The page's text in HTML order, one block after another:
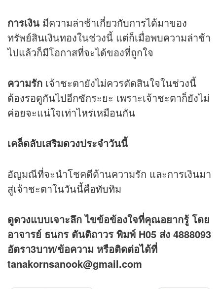
การเงิน มีความล่าช้าเกี่ยวกับการได้มาของ
ทรัพย์สินเงินทองในช่วงนี้ แต่ก็เมื่อพบความล่าช้า
ไปแล้วก็มีโอกาสที่จะได้ของที่ถูกใจ
ความรัก เจ้าชะตายังไม่ควรตัดสินใจในช่วงนี้
ต้องรอดูกันไปอีกซักระยะ เพราะเจ้าชะตาก็ยังไม่
ค่อยจะแน่ใจเท่าไหร่เหมือนกัน
เคล็ดลับเสริมดวงประจำวันนี้
อัญมณีที่จะนำโชคดีด้านความรัก และการเงินมา
สู่เจ้าชะตาในวันนี้คือทับทิม
ดูดวงแบบเจาะลึก ไขข้อข้องใจที่คุณอยากรู้ โดย
อาจารย์ ธนกร ตันติถาวร พิมพ์ H05 ส่ง 4888093
อัตรา3บาท/ข้อความ หรือติดต่อได้ที่
tanakornsanook@gmail.com